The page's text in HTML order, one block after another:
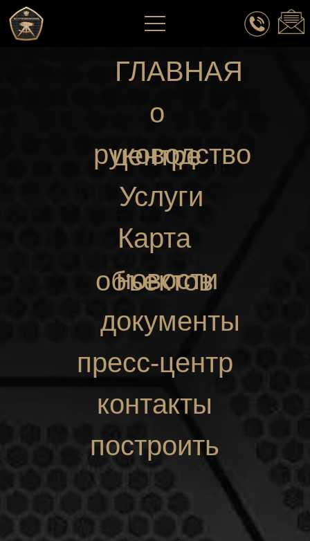
новости
руководство
Карта
объектов
ГЛАВНАЯ
пресс-центр
построить
маршрут
о
центре
документы
контакты
Услуги